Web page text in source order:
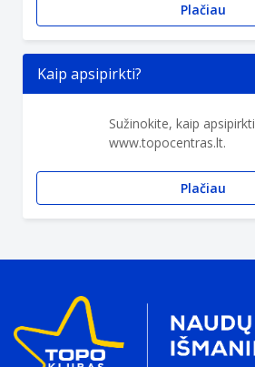
Plačiau
Kaip apsipirkti?
Sužinokite, kaip apsipirkti
www.topocentras.lt.
Plačiau